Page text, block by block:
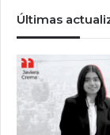
Últimas